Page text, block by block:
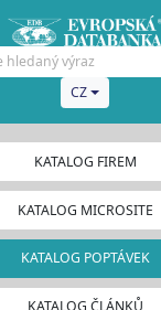
CZ
KATALOG FIREM
KATALOG MICROSITE
KATALOG POPTÁVEK